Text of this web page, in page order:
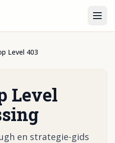
Level 403
Level
en strategie-gids